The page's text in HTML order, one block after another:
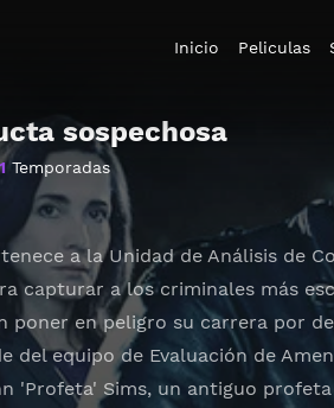
Inicio Peliculas
sospechosa
1 Temporadas
a la Unidad de Análisis de
capturar a los criminales más
poner en peligro su carrera por
equipo de Evaluación de
'Profeta' Sims, un antiguo